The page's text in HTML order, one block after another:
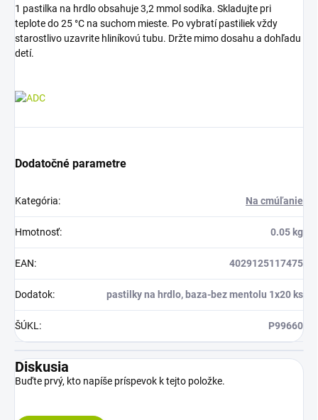
1 pastilka na hrdlo obsahuje 3,2 mmol sodíka. Skladujte pri
teplote do 25 °C na suchom mieste. Po vybratí pastiliek vždy
starostlivo uzavrite hliníkovú tubu. Držte mimo dosahu a dohľadu
detí.
Dodatočné parametre
Kategória: Na cmúľanie
Hmotnosť: 0.05 kg
EAN: 4029125117475
Dodatok: pastilky na hrdlo, baza-bez mentolu 1x20 ks
ŠÚKL : P99660
Diskusia
Buďte prvý, kto napíše príspevok k tejto položke.